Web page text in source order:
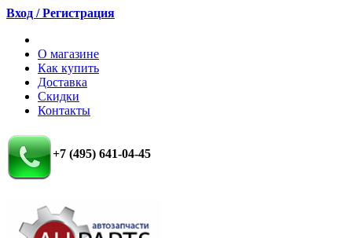
Вход / Регистрация
О магазине
Как купить
Доставка
Скидки
Контакты
+7 (495) 641-04-45